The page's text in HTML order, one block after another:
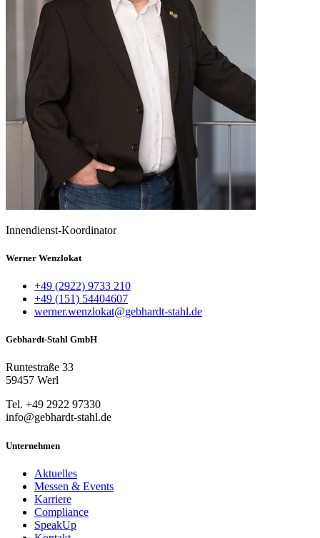
Innendienst-Koordinator
Werner Wenzlokat
+49 (2922) 9733 210
+49 (151) 54404607
werner.wenzlokat@gebhardt-stahl.de
Gebhardt-Stahl GmbH
Runtestraße 33
59457 Werl
Tel. +49 2922 97330
info@gebhardt-stahl.de
Unternehmen
Aktuelles
Messen & Events
Karriere
Compliance
SpeakUp